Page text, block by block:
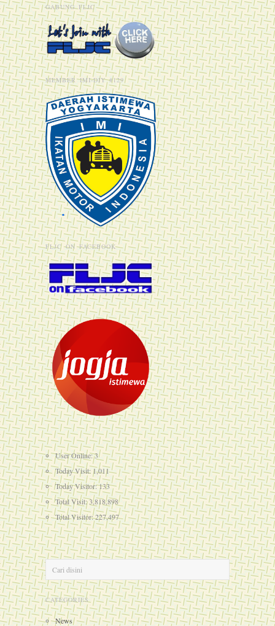
GABUNG FLJC
MEMBER IMI-DIY #129
FLJC ON FACEBOOK
User Online: 3
Today Visit: 1,011
Today Visitor: 133
Total Visit: 3,818,898
Total Visitor: 227,497
CATEGORIES
News